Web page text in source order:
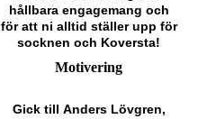
hållbara engagemang och
för att ni alltid ställer upp för
socknen och Koversta!
Motivering
Gick till Anders Lövgren,